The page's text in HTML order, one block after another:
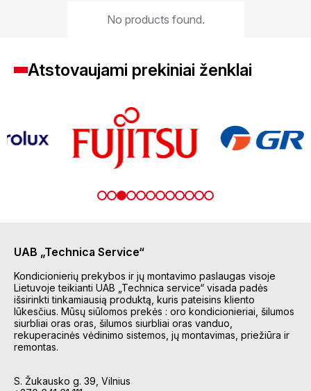
No products found.
Atstovaujami prekiniai ženklai
UAB „Technica Service“
Kondicionierių prekybos ir jų montavimo paslaugas visoje
Lietuvoje teikianti UAB „Technica service“ visada padės
išsirinkti tinkamiausią produktą, kuris pateisins kliento
lūkesčius. Mūsų siūlomos prekės : oro kondicionieriai, šilumos
siurbliai oras oras, šilumos siurbliai oras vanduo,
rekuperacinės vėdinimo sistemos, jų montavimas, priežiūra ir
remontas.
S. Žukausko g. 39, Vilnius